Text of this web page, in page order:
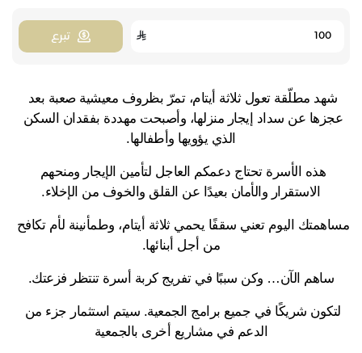
تبرع
الذي يؤويها وأطفالها.
الاستقرار والأمان بعيدًا عن القلق والخوف من الإخلاء.
من أجل أبنائها.
ساهم الآن… وكن سببًا في تفريج كربة أسرة تنتظر فزعتك.
الدعم في مشاريع أخرى بالجمعية